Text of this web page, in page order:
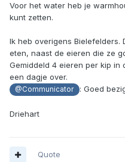
Voor het water heb je
kunt zetten.
Ik heb overigens Bielefelders.
eten, naast de eieren die ze
Gemiddeld 4 eieren per kip in
een dagje over.
@Communicator : Goed
Driehart
Quote